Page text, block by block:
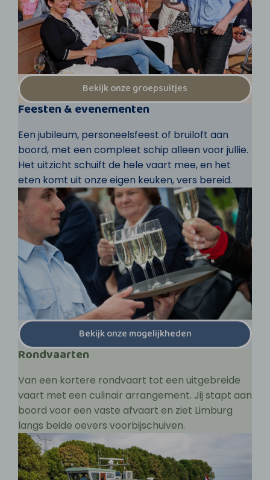
Bekijk onze groepsuitjes
Feesten & evenementen
Een jubileum, personeelsfeest of bruiloft aan
boord, met een compleet schip alleen voor jullie.
Het uitzicht schuift de hele vaart mee, en het
eten komt uit onze eigen keuken, vers bereid.
Bekijk onze mogelijkheden
Rondvaarten
Van een kortere rondvaart tot een uitgebreide
vaart met een culinair arrangement. Jij stapt aan
boord voor een vaste afvaart en ziet Limburg
langs beide oevers voorbijschuiven.